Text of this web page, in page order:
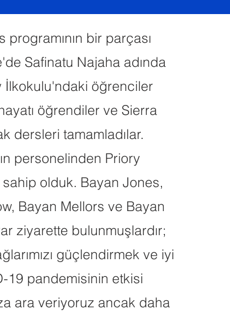
bir parçası
Safinatu Najaha adında
İlkokulu'ndaki öğrenciler
öğrendiler ve Sierra
dersleri tamamladılar.
personelinden Priory
olduk. Bayan Jones,
Bayan Mellors ve Bayan
ziyarette bulunmuşlardır;
güçlendirmek ve iyi
19 pandemisinin etkisi
ara veriyoruz ancak daha